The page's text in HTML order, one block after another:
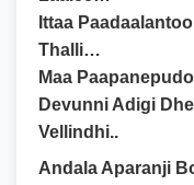
Ittaa
Thalli…
Maa
Devunni Adigi
Vellindhi..
Andala Aparanji